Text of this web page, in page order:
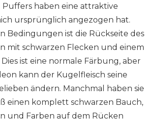
haben eine attraktive
ursprünglich angezogen hat.
Bedingungen ist die Rückseite des
mit schwarzen Flecken und einem
ist eine normale Färbung, aber
kann der Kugelfleisch seine
ändern. Manchmal haben sie
einen komplett schwarzen Bauch,
und Farben auf dem Rücken